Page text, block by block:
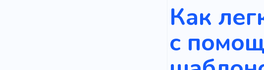
по электронной почте
Политика
Тендер
Кредит
Как
с